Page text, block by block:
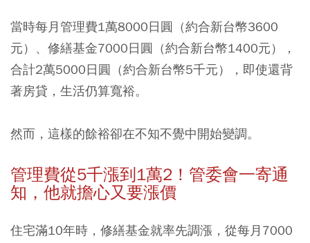
當時每月管理費1萬8000日圓（約合新台幣3600
元）、修繕基金7000日圓（約合新台幣1400元），
合計2萬5000日圓（約合新台幣5千元）
， 即使還背
著房貸，生活仍算寬裕。
然而，這樣的餘裕卻在不知不覺中開始變調。
管理費從5千漲到1萬2 ！管委會一寄通
知，他就擔心又要漲價
住宅滿10年時，修繕基金就率先調漲，從每月7000